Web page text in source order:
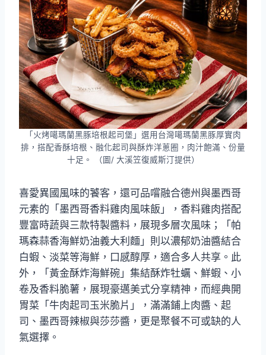
「火烤噶瑪蘭黑豚培根起司堡」選用台灣噶瑪蘭黑豚厚實肉
排，搭配香酥培根、融化起司與酥炸洋蔥圈，肉汁飽滿、份量
十足。 （圖/ 大溪笠復威斯汀提供）
喜愛異國風味的饕客，還可品嚐融合德州與墨西哥
元素的「墨西哥香料雞肉風味飯」，香料雞肉搭配
豐富時蔬與三款特製醬料，展現多層次風味；「帕
瑪森蒜香海鮮奶油義大利麵」則以濃郁奶油醬結合
白蝦、淡菜等海鮮，口感醇厚，適合多人共享。此
外，「黃金酥炸海鮮碗」集結酥炸牡蠣、鮮蝦、小
卷及香料脆薯，展現豪邁美式分享精神，而經典開
胃菜「牛肉起司玉米脆片」，滿滿鋪上肉醬、起
司、墨西哥辣椒與莎莎醬，更是聚餐不可或缺的人
氣選擇。